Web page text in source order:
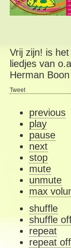
Vrij zijn! is
liedjes van
Herman
Tweet
previous
play
pause
next
stop
mute
unmute
max
shuffle
shuffle
repeat
repeat off